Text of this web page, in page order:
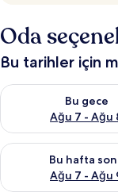
Oda
Bu tarihler için
Bu gece
Ağu 7 - Ağu
Bu gece için
Bu hafta
Ağu 7 - Ağu
Bu hafta sonu için